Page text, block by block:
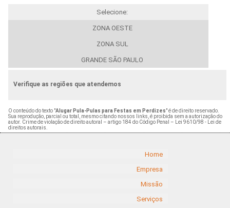
Selecione:
ZONA OESTE
ZONA SUL
GRANDE SÃO PAULO
Verifique as regiões que atendemos
O conteúdo do texto "Alugar Pula-Pulas para Festas em Perdizes" é de direito reservado.
Sua reprodução, parcial ou total, mesmo citando nossos links, é proibida sem a autorização do
autor. Crime de violação de direito autoral – artigo 184 do Código Penal –
Lei 9610/98 - Lei de
direitos autorais
Home
Empresa
Missão
Serviços